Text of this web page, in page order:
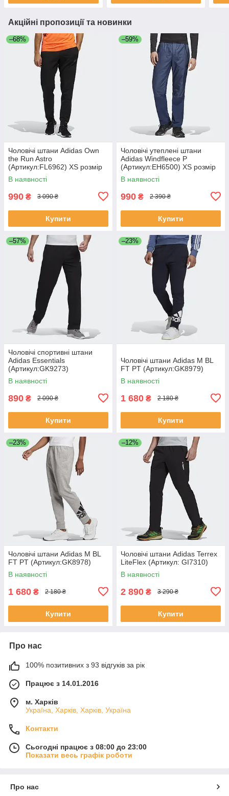
Акційні пропозиції та новинки
–68%
Чоловічі штани Adidas Own
the Run Astro
(Артикул:FL6962) XS розмір
В наявності
990 ₴ 3 090 ₴
Купити
–59%
Чоловічі утеплені штани
Adidas Windfleece P
(Артикул:EH6500) XS розмір
В наявності
990 ₴ 2 390 ₴
Купити
–57%
Чоловічі спортивні штани
Adidas Essentials
(Артикул:GK9273)
В наявності
890 ₴ 2 090 ₴
Купити
–23%
Чоловічі штани Adidas M BL
FT PT (Артикул:GK8979)
В наявності
1 680 ₴ 2 180 ₴
Купити
–23%
Чоловічі штани Adidas M BL
FT PT (Артикул:GK8978)
В наявності
1 680 ₴ 2 180 ₴
Купити
–12%
Чоловічі штани Adidas Terrex
LiteFlex (Артикул: GI7310)
В наявності
2 890 ₴ 3 290 ₴
Купити
Про нас
100% позитивних з 93 відгуків за рік
Працює з 14.01.2016
м. Харків
Україна, Харків, Харків, Україна
Контакти
Сьогодні працює з 08:00 до 23:00
Показати весь графік роботи
Про нас